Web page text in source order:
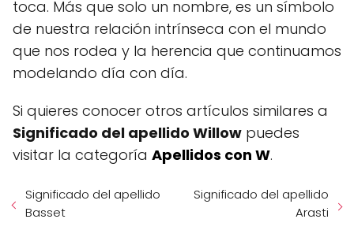
toca. Más que solo un nombre, es un símbolo
de nuestra relación intrínseca con el mundo
que nos rodea y la herencia que continuamos
modelando día con día.
Si quieres conocer otros artículos similares a
Significado del apellido Willow puedes
visitar la categoría Apellidos con W.
Significado del apellido
Basset
Significado del apellido
Arasti